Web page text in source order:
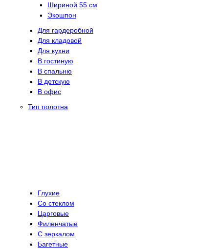
Шириной 55 см
Экошпон
Для гардеробной
Для кладовой
Для кухни
В гостиную
В спальню
В детскую
В офис
Тип полотна
Глухие
Со стеклом
Царговые
Филенчатые
С зеркалом
Багетные